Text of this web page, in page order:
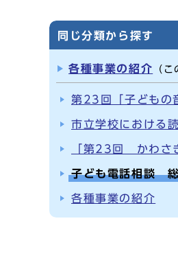
同じ分類から探す
各種事業の紹介 （
第23回「子どもの
市立学校における
「第23回 かわさ
子ども電話相談
各種事業の紹介